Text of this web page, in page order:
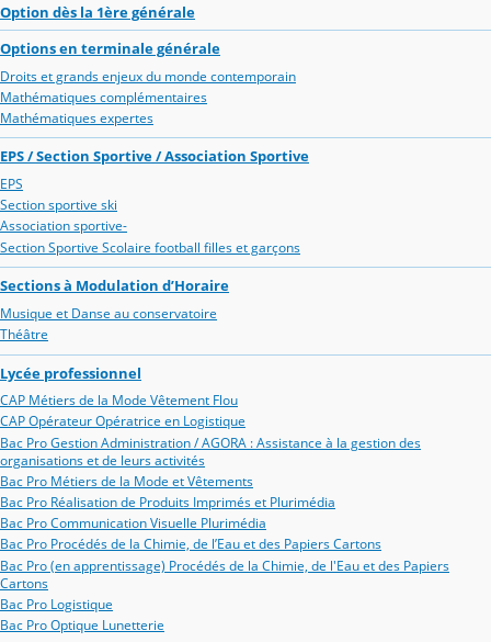
Option dès la 1ère générale
Options en terminale générale
Droits et grands enjeux du monde contemporain
Mathématiques complémentaires
Mathématiques expertes
EPS / Section Sportive / Association Sportive
EPS
Section sportive ski
Association sportive-
Section Sportive Scolaire football filles et garçons
Sections à Modulation d’Horaire
Musique et Danse au conservatoire
Théâtre
Lycée professionnel
CAP Métiers de la Mode Vêtement Flou
CAP Opérateur Opératrice en Logistique
Bac Pro Gestion Administration / AGORA : Assistance à la gestion des
organisations et de leurs activités
Bac Pro Métiers de la Mode et Vêtements
Bac Pro Réalisation de Produits Imprimés et Plurimédia
Bac Pro Communication Visuelle Plurimédia
Bac Pro Procédés de la Chimie, de l’Eau et des Papiers Cartons
Bac Pro (en apprentissage) Procédés de la Chimie, de l'Eau et des Papiers
Cartons
Bac Pro Logistique
Bac Pro Optique Lunetterie